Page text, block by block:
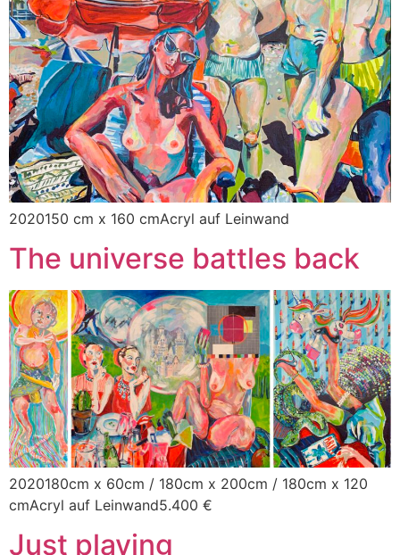
2020150 cm x 160 cmAcryl auf Leinwand
The universe battles back
2020180cm x 60cm / 180cm x 200cm / 180cm x 120
cmAcryl auf Leinwand5.400 €
Just playing